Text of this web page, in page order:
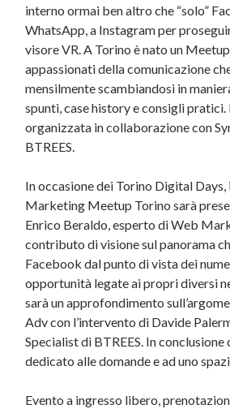
interno ormai ben altro che “solo”
WhatsApp, a Instagram per
visore VR. A Torino è nato un
appassionati della comunicazione
mensilmente scambiandosi in
spunti, case history e consigli pratici.
organizzata in collaborazione con
BTREES.
In occasione dei Torino Digital
Marketing Meetup Torino sarà
Enrico Beraldo, esperto di Web
contributo di visione sul panorama
Facebook dal punto di vista dei
opportunità legate ai propri diversi
sarà un approfondimento
Adv con l’intervento di Davide
Specialist di BTREES. In conclusione
dedicato alle domande e ad uno
Evento a ingresso libero,